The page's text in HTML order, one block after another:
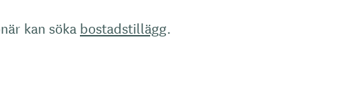
kan söka bostadstillägg.